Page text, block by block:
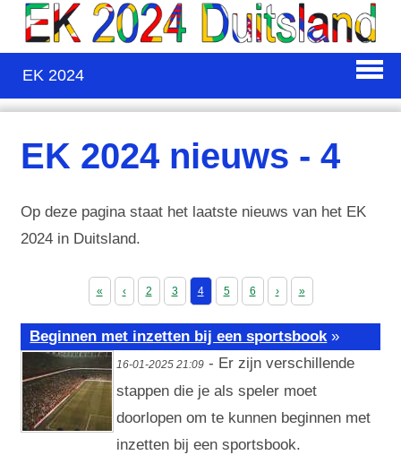
EK 2024
EK 2024 nieuws - 4
Op deze pagina staat het laatste nieuws van het EK
2024 in Duitsland.
« ‹ 2 3 4 5 6 › »
Beginnen met inzetten bij een sportsbook»
16-01-2025 21:09 - Er zijn verschillende
stappen die je als speler moet
doorlopen om te kunnen beginnen met
inzetten bij een sportsbook.